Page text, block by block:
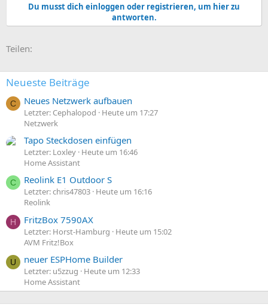
Du musst dich einloggen oder registrieren, um hier zu
antworten.
Teilen:
Neueste Beiträge
C Neues Netzwerk aufbauen
Letzter: Cephalopod
Heute um 17:27
Netzwerk
Tapo Steckdosen einfügen
Letzter: Loxley Heute um 16:46
Home Assistant
C Reolink E1 Outdoor S
Letzter: chris47803 Heute um 16:16
Reolink
H FritzBox 7590AX
Letzter: Horst-Hamburg
Heute um 15:02
AVM Fritz!Box
U neuer ESPHome Builder
Letzter: u5zzug
Heute um 12:33
Home Assistant